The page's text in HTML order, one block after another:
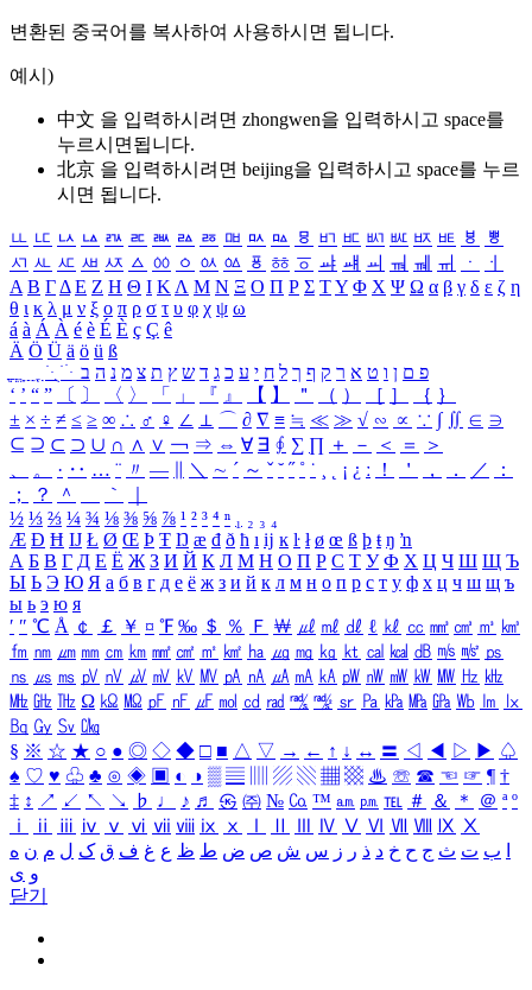
변환된 중국어를 복사하여 사용하시면 됩니다.
예시)
中文 을 입력하시려면 zhongwen을 입력하시고 space를
누르시면됩니다.
北京 을 입력하시려면 beijing을 입력하시고 space를 누르
시면 됩니다.
ㅥ ㅦ ㅧ ㅨ ㅩ ㅪ ㅫ ㅬ ㅭ ㅮ ㅯ ㅰ ㅱ ㅲ ㅳ ㅴ ㅵ ㅶ ㅷ ㅸ
ㅹ
ㅺ ㅻ ㅼ ㅽ ㅾ ㅿ ㆀ ㆁ ㆂ ㆃ ㆄ ㆅ ㆆ ㆇ ㆈ ㆉ ㆊ ㆋ ㆌ ㆍ
ㆎ
Α Β ΓΔ Ε Ζ Η Θ Ι ΚΛ Μ Ν Ξ Ο Π Ρ Σ ΤΥ Φ Χ Ψ Ω α β γ δ ε ζ η
θ ι κ λ μ ν ξ ο π ρ σ τ υ φ χ ψ ω
á à Á À é è É È ç Ç ê
Ä Ö Ü ä ö ü ß
ִֶֹ ֻּ ׁׂ פ ם ן ו ט א ר ק ף ך ל ח י ע כ ג ד ש ץ ת צ מ נ ה ב
‘ ’ “ ” 〔 〕 〈 〉 「 」 『 』 【 】 ＂ （ ） ［ ］ ｛ ｝
± × ÷ ≠ ≤ ≥ ∞ ∴ ♂ ♀ ∠ ⊥ ⌒ ∂ ∇ ≡ ≒ ≪ ≫ √ ∽ ∝ ∵ ∫ ∬ ∈ ∋
⊆ ⊇ ⊂ ⊃ ∪ ∩ ∧ ∨ ￢ ⇒ ⇔ ∀ ∃ ∮ ∑ ∏ ＋ － ＜ ＝
＞
、
。 · ‥ … ¨ 〃 ― ＼ ∼ ´ ～ ˇ ˘ ˝ ˚ ˙ ¸ ¡ ¿ ː ！ ＇ ， ． ／
：
；
？ ＾ ｀
½ ⅓ ⅔ ¼ ¾ ⅛ ⅜ ⅝ ⅞ ¹ ² ³ ⁴ ⁿ ₁ ₂ ₃ ₄
Æ Ð Ħ Ĳ Ł Ø Œ Þ Ŧ Ŋ æ đ ð ħ ı ĳ ĸ ŀ ł ø œ ß þ ŧ ŋ ŉ
А Б В Г Д Е Ё Ж З И Й К Л М Н О П Р С Т У Ф Х Ц Ч Ш Щ Ъ
Ы Ь Э Ю Я а б в г д е ё ж з и й к л м н о п р с т у ф х ц ч ш щ ъ
ы ь э ю я
′ ″ ℃ Å ￠ ￡ ￥ ¤ ℉ ‰ ＄ ％ Ｆ ￦ ㎕ ㎖ ㎗ ℓ ㎘ ㏄ ㎣ ㎤ ㎥ ㎦
㎙ ㎚ ㎛ ㎜ ㎝ ㎞ ㎟ ㎠ ㎡ ㎢ ㏊ ㎍ ㎎ ㎏ ㏏ ㎈ ㎉ ㏈ ㎧ ㎨ ㎰
㎱ ㎲ ㎳ ㎴ ㎵ ㎶ ㎷ ㎸ ㎹ ㎀ ㎁ ㎂ ㎃ ㎄ ㎺ ㎻ ㎽ ㎾ ㎿ ㎐ ㎑
㎒ ㎓ ㎔ Ω ㏀ ㏁ ㎊ ㎋ ㎌ ㏖ ㏅ ㎭ ㎮ ㎯ ㏛ ㎩ ㎪ ㎫ ㎬ ㏝ ㏐
㏓
㏃ ㏉ ㏜ ㏆
§ ※ ☆ ★ ○ ● ◎ ◇ ◆ □ ■ △ ▽ → ← ↑ ↓ ↔ 〓 ◁ ◀ ▷ ▶ ♤
♠ ♡ ♥ ♧ ♣ ⊙ ◈ ▣ ◐ ◑ ▒ ▤ ▨ ▧ ▦ ▩ ♨ ☏ ☎ ☜ ☞ ¶ †
‡ ↕ ↗ ↙ ↖ ↘ ♭ ♩ ♪ ♬ ㉿ ㈜ № ㏇ ™ ㏂ ㏘ ℡ ＃ ＆ ＊ ＠ ª º
ⅰ
ⅱ ⅲ ⅳ ⅴ ⅵ ⅶ ⅷ ⅸ ⅹ Ⅳ Ⅴ Ⅵ Ⅶ Ⅷ Ⅸ Ⅹ
ب ت ث ج ح خ د ذ ر ز س ش ص ض ط ظ ع غ ف ق ک ل م ن ه
و ی
닫기